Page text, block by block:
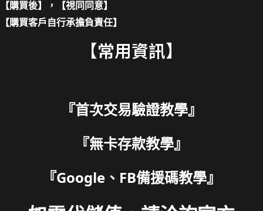
【購買後】，【視同同意】
【購買客戶自行承擔負責任】
【常用資訊】
『首次交易驗證教學』
『無卡存款教學』
『Google、FB備援碼教學』